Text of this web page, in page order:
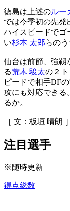
徳島は上述のルー
では今季初の先発
ハイスピードでゴ
い杉本 太郎らの
仙台は前節、強靱
る荒木 駿太の２
ピードで相手DF
攻にも対応できる
るか。
［ 文：板垣 晴朗 ］
注目選手
※随時更新
得点総数